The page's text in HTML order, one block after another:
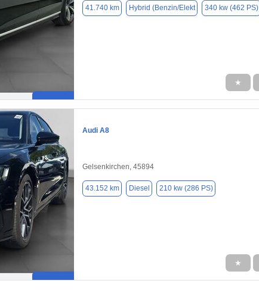
41.740 km Hybrid (Benzin/Elekt 340 kw (462 PS)
★
Audi A8
Gelsenkirchen, 45894
43.152 km Diesel 210 kw (286 PS)
★